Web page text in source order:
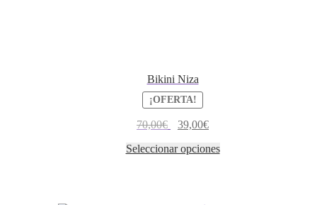
Bikini Niza
¡OFERTA!
70,00€ 39,00€
Seleccionar opciones